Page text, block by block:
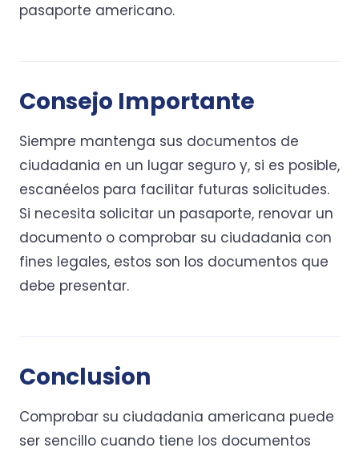
pasaporte americano.
Consejo Importante
Siempre mantenga sus documentos de
ciudadania en un lugar seguro y, si es posible,
escanéelos para facilitar futuras solicitudes.
Si necesita solicitar un pasaporte, renovar un
documento o comprobar su ciudadania con
fines legales, estos son los documentos que
debe presentar.
Conclusion
Comprobar su ciudadania americana puede
ser sencillo cuando tiene los documentos